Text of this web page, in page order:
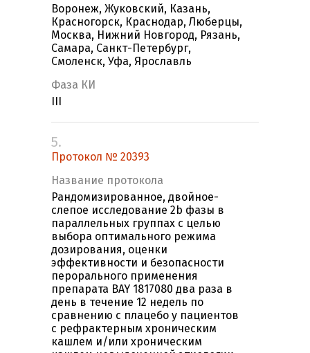
Воронеж, Жуковский, Казань,
Красногорск, Краснодар, Люберцы,
Москва, Нижний Новгород, Рязань,
Самара, Санкт-Петербург,
Смоленск, Уфа, Ярославль
Фаза КИ
5.
Протокол № 20393
Название протокола
Рандомизированное, двойное-
слепое исследование 2b фазы в
параллельных группах с целью
выбора оптимального режима
дозирования, оценки
эффективности и безопасности
перорального применения
препарата BAY 1817080 два раза в
день в течение 12 недель по
сравнению с плацебо у пациентов
с рефрактерным хроническим
кашлем и/или хроническим